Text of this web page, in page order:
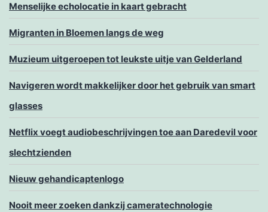
Menselijke echolocatie in kaart gebracht
Migranten in Bloemen langs de weg
Muzieum uitgeroepen tot leukste uitje van Gelderland
Navigeren wordt makkelijker door het gebruik van smart
glasses
Netflix voegt audiobeschrijvingen toe aan Daredevil voor
slechtzienden
Nieuw gehandicaptenlogo
Nooit meer zoeken dankzij cameratechnologie